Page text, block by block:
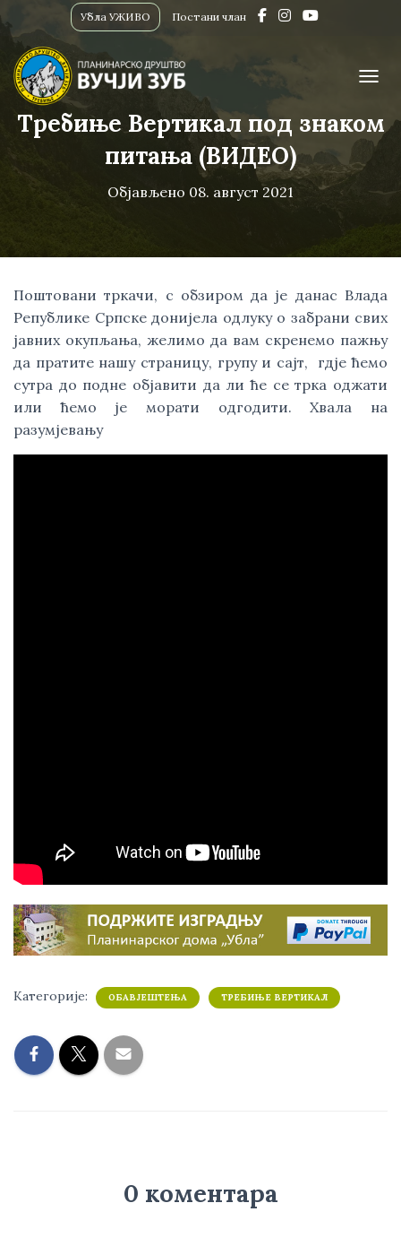
Убла УЖИВО Постани члан
Требиње Вертикал под знаком
питања (ВИДЕО)
Објављено 08. август 2021
Поштовани тркачи, с обзиром да је данас Влада
Републике Српске донијела одлуку о забрани свих
јавних окупљања, желимо да вам скренемо пажњу
да пратите нашу страницу, групу и сајт,  гдје ћемо
сутра до подне објавити да ли ће се трка оджати
или ћемо је морати одгодити. Хвала на
разумјевању
Категорије: ОБАВЈЕШТЕЊА ТРЕБИЊЕ ВЕРТИКАЛ
0 коментара